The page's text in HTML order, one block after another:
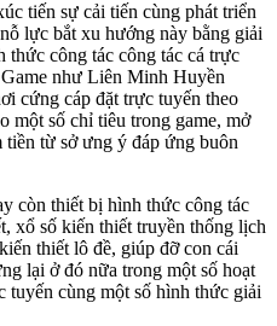
tiến sự cải tiến cùng phát triển
lực bắt xu hướng này bằng giải
thức công tác công tác cá trực
như Liên Minh Huyền
cứng cáp đặt trực tuyến theo
một số chỉ tiêu trong game, mở
từ sở ưng ý đáp ứng buôn
còn thiết bị hình thức công tác
xổ số kiến thiết truyền thống lịch
thiết lô đề, giúp đỡ con cái
lại ở đó nữa trong một số hoạt
tuyến cùng một số hình thức giải